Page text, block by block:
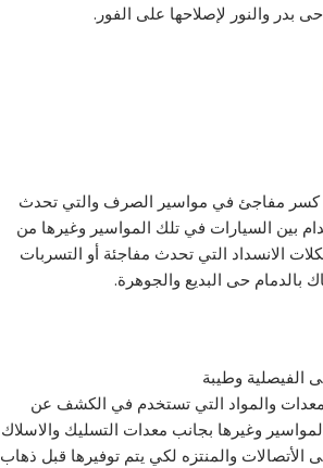
بدر والنور لإصلاحها على الفور.
كسر مفاجئ في مواسير الصرف والتي تحدث
بين السيارات في تلك المواسير وغيرها من
الانسداد التي تحدث مفاجئة أو التسربات
حى البديع والجوهرة.
الفيصلية وطيبة
والمواد التي تستخدم في الكشف عن
وغيرها بجانب معدات التسليك والاسلاك
والمنتزه لكي يتم توفيرها قبل ذهاب